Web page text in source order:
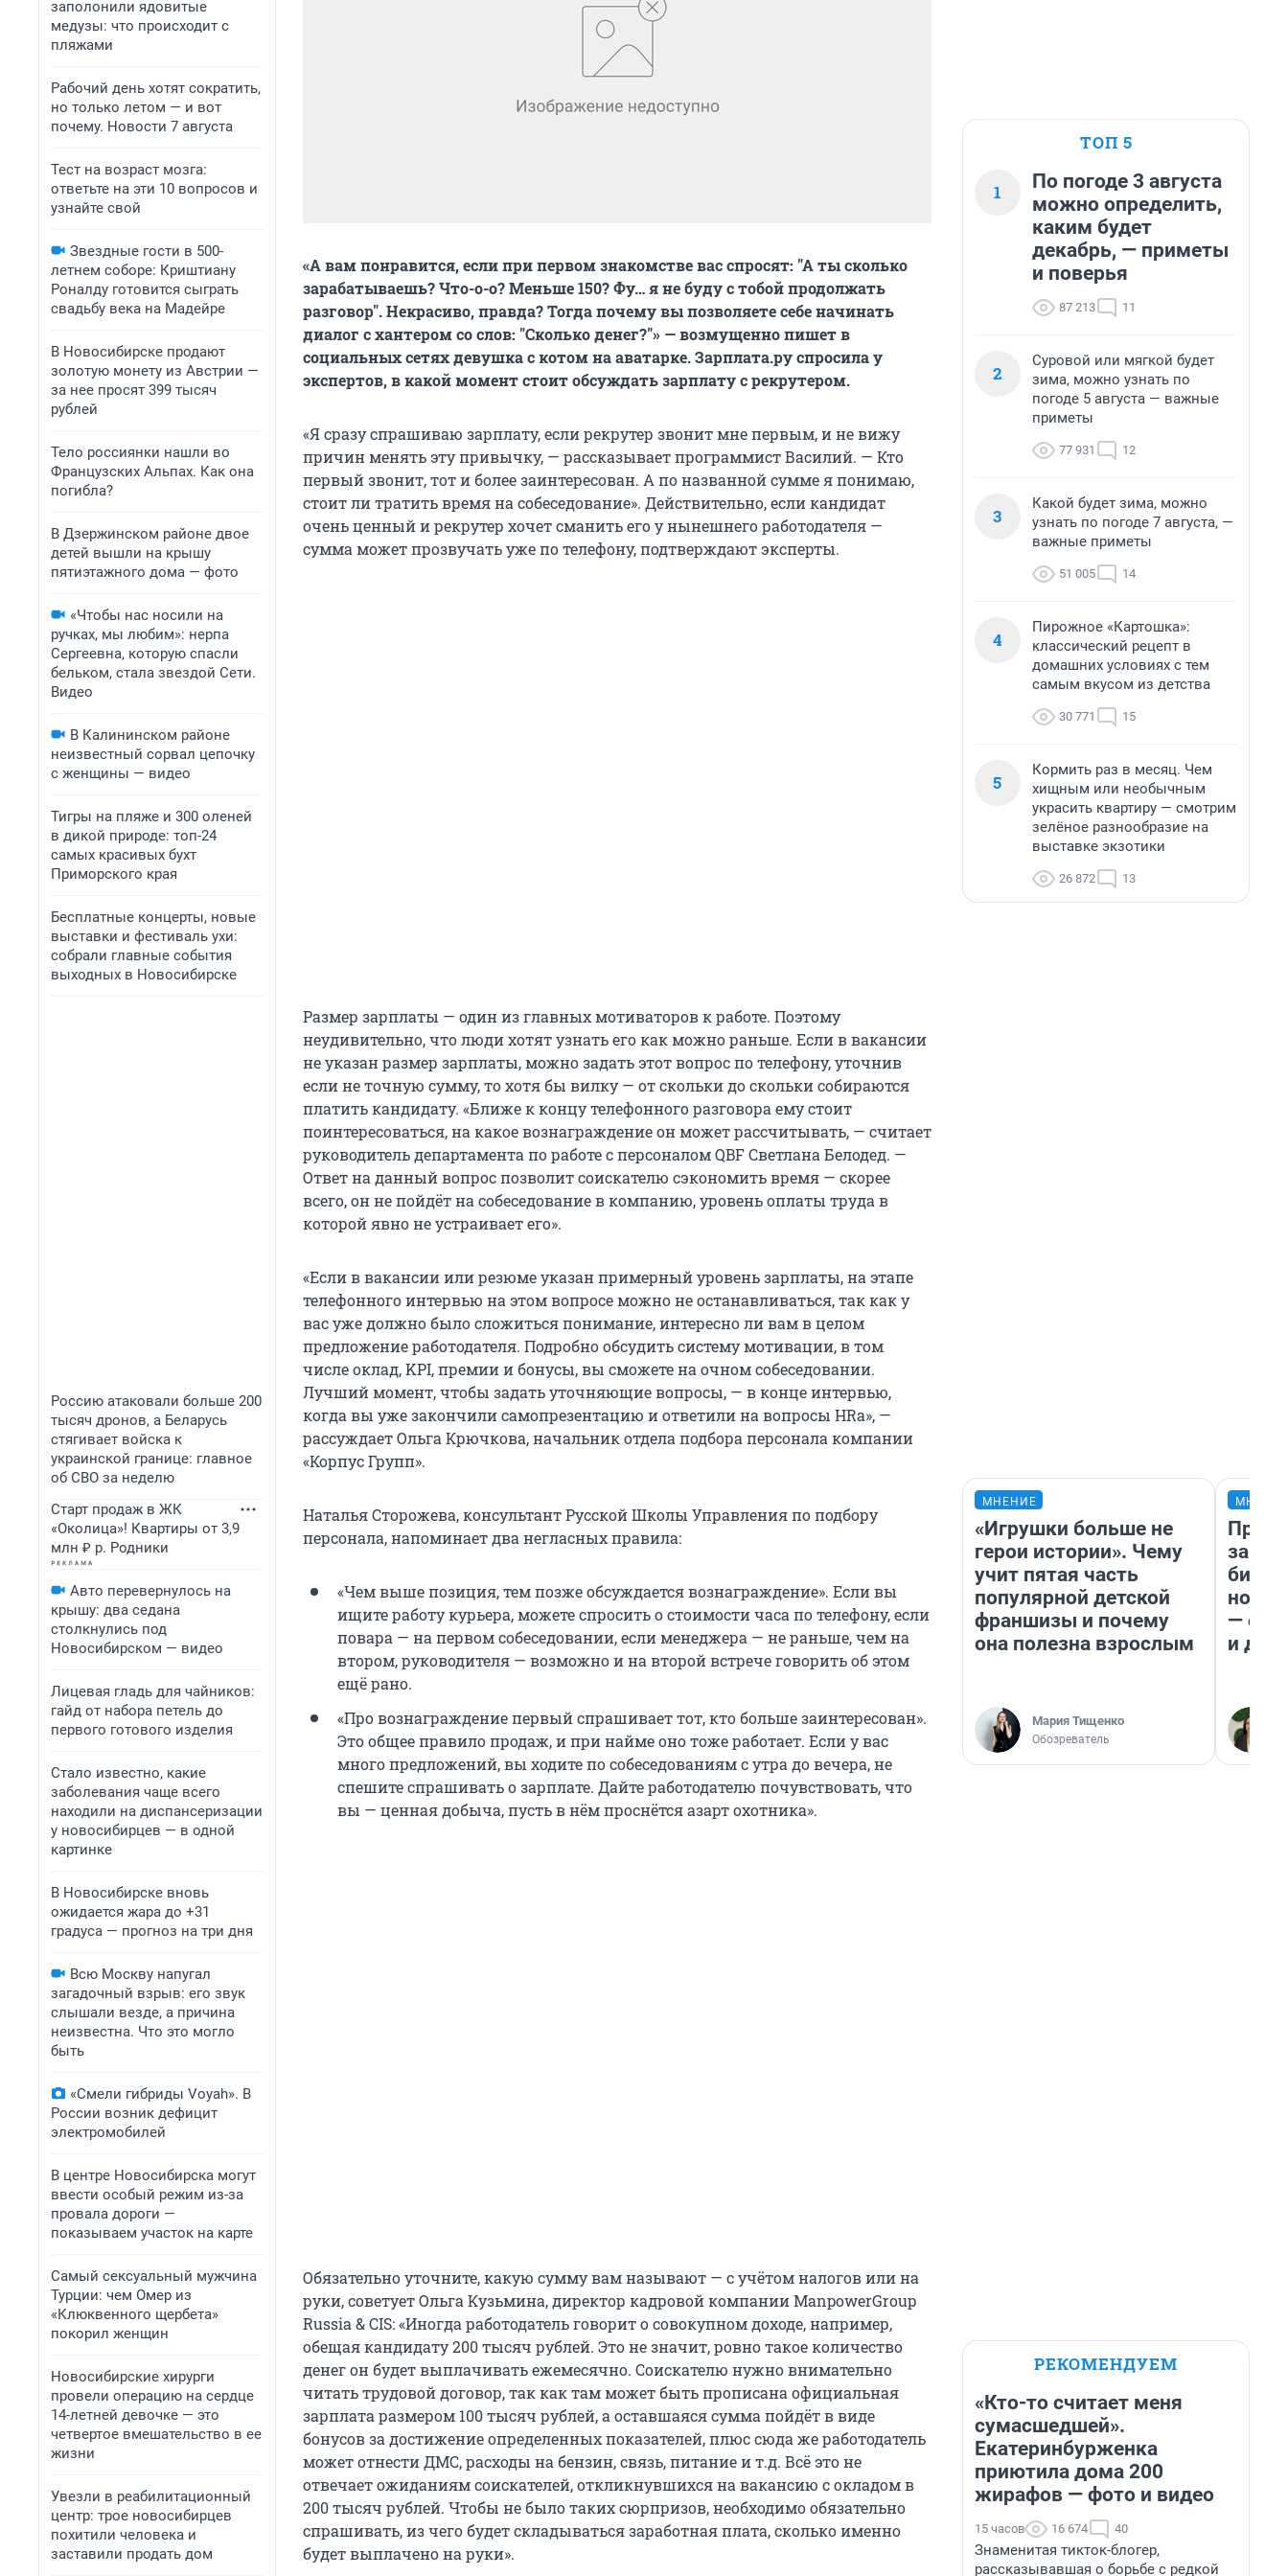
заполонили ядовитые
медузы: что происходит с
пляжами
Рабочий день хотят сократить,
но только летом — и вот
почему. Новости 7 августа
Тест на возраст мозга:
ответьте на эти 10 вопросов и
узнайте свой
Звездные гости в 500-
летнем соборе: Криштиану
Роналду готовится сыграть
свадьбу века на Мадейре
В Новосибирске продают
золотую монету из Австрии —
за нее просят 399 тысяч
рублей
Тело россиянки нашли во
Французских Альпах. Как она
погибла?
В Дзержинском районе двое
детей вышли на крышу
пятиэтажного дома — фото
«Чтобы нас носили на
ручках, мы любим»: нерпа
Сергеевна, которую спасли
бельком, стала звездой Сети.
Видео
В Калининском районе
неизвестный сорвал цепочку
с женщины — видео
Тигры на пляже и 300 оленей
в дикой природе: топ-24
самых красивых бухт
Приморского края
Бесплатные концерты, новые
выставки и фестиваль ухи:
собрали главные события
выходных в Новосибирске
Россию атаковали больше 200
тысяч дронов, а Беларусь
стягивает войска к
украинской границе: главное
об СВО за неделю
Старт продаж в ЖК
«Околица»! Квартиры от 3,9
млн ₽ р. Родники
Авто перевернулось на
крышу: два седана
столкнулись под
Новосибирском — видео
Лицевая гладь для чайников:
гайд от набора петель до
первого готового изделия
Стало известно, какие
заболевания чаще всего
находили на диспансеризации
у новосибирцев — в одной
картинке
В Новосибирске вновь
ожидается жара до +31
градуса — прогноз на три дня
Всю Москву напугал
загадочный взрыв: его звук
слышали везде, а причина
неизвестна. Что это могло
быть
«Смели гибриды Voyah». В
России возник дефицит
электромобилей
В центре Новосибирска могут
ввести особый режим из-за
провала дороги —
показываем участок на карте
Самый сексуальный мужчина
Турции: чем Омер из
«Клюквенного щербета»
покорил женщин
Новосибирские хирурги
провели операцию на сердце
14-летней девочке — это
четвертое вмешательство в ее
жизни
Увезли в реабилитационный
центр: трое новосибирцев
похитили человека и
заставили продать дом
«А вам понравится, если при первом знакомстве вас спросят: "А ты сколько
зарабатываешь? Что-о-о? Меньше 150? Фу… я не буду с тобой продолжать
разговор". Некрасиво, правда? Тогда почему вы позволяете себе начинать
диалог с хантером со слов: "Сколько денег?"» — возмущенно пишет в
социальных сетях девушка с котом на аватарке. Зарплата.ру спросила у
экспертов, в какой момент стоит обсуждать зарплату с рекрутером.
«Я сразу спрашиваю зарплату, если рекрутер звонит мне первым, и не вижу
причин менять эту привычку, — рассказывает программист Василий. — Кто
первый звонит, тот и более заинтересован. А по названной сумме я понимаю,
стоит ли тратить время на собеседование». Действительно, если кандидат
очень ценный и рекрутер хочет сманить его у нынешнего работодателя —
сумма может прозвучать уже по телефону, подтверждают эксперты.
Размер зарплаты — один из главных мотиваторов к работе. Поэтому
неудивительно, что люди хотят узнать его как можно раньше. Если в вакансии
не указан размер зарплаты, можно задать этот вопрос по телефону, уточнив
если не точную сумму, то хотя бы вилку — от скольки до скольки собираются
платить кандидату. «Ближе к концу телефонного разговора ему стоит
поинтересоваться, на какое вознаграждение он может рассчитывать, — считает
руководитель департамента по работе с персоналом QBF Светлана Белодед. —
Ответ на данный вопрос позволит соискателю сэкономить время — скорее
всего, он не пойдёт на собеседование в компанию, уровень оплаты труда в
которой явно не устраивает его».
«Если в вакансии или резюме указан примерный уровень зарплаты, на этапе
телефонного интервью на этом вопросе можно не останавливаться, так как у
вас уже должно было сложиться понимание, интересно ли вам в целом
предложение работодателя. Подробно обсудить систему мотивации, в том
числе оклад, KPI, премии и бонусы, вы сможете на очном собеседовании.
Лучший момент, чтобы задать уточняющие вопросы, — в конце интервью,
когда вы уже закончили самопрезентацию и ответили на вопросы HRа», —
рассуждает Ольга Крючкова, начальник отдела подбора персонала компании
«Корпус Групп».
Наталья Сторожева, консультант Русской Школы Управления по подбору
персонала, напоминает два негласных правила:
«Чем выше позиция, тем позже обсуждается вознаграждение». Если вы
ищите работу курьера, можете спросить о стоимости часа по телефону, если
повара — на первом собеседовании, если менеджера — не раньше, чем на
втором, руководителя — возможно и на второй встрече говорить об этом
ещё рано.
«Про вознаграждение первый спрашивает тот, кто больше заинтересован».
Это общее правило продаж, и при найме оно тоже работает. Если у вас
много предложений, вы ходите по собеседованиям с утра до вечера, не
спешите спрашивать о зарплате. Дайте работодателю почувствовать, что
вы — ценная добыча, пусть в нём проснётся азарт охотника».
Обязательно уточните, какую сумму вам называют — с учётом налогов или на
руки, советует Ольга Кузьмина, директор кадровой компании ManpowerGroup
Russia & CIS: «Иногда работодатель говорит о совокупном доходе, например,
обещая кандидату 200 тысяч рублей. Это не значит, ровно такое количество
денег он будет выплачивать ежемесячно. Соискателю нужно внимательно
читать трудовой договор, так как там может быть прописана официальная
зарплата размером 100 тысяч рублей, а оставшаяся сумма пойдёт в виде
бонусов за достижение определенных показателей, плюс сюда же работодатель
может отнести ДМС, расходы на бензин, связь, питание и т.д. Всё это не
отвечает ожиданиям соискателей, откликнувшихся на вакансию с окладом в
200 тысяч рублей. Чтобы не было таких сюрпризов, необходимо обязательно
спрашивать, из чего будет складываться заработная плата, сколько именно
будет выплачено на руки».
ТОП 5
1
По погоде 3 августа
можно определить,
каким будет
декабрь, — приметы
и поверья
87 213 11
2
Суровой или мягкой будет
зима, можно узнать по
погоде 5 августа — важные
приметы
77 931 12
3
Какой будет зима, можно
узнать по погоде 7 августа, —
важные приметы
51 005 14
4
Пирожное «Картошка»:
классический рецепт в
домашних условиях с тем
самым вкусом из детства
30 771 15
5
Кормить раз в месяц. Чем
хищным или необычным
украсить квартиру — смотрим
зелёное разнообразие на
выставке экзотики
26 872 13
МНЕНИЕ
«Игрушки больше не
герои истории». Чему
учит пятая часть
популярной детской
франшизы и почему
она полезна взрослым
Мария Тищенко
Обозреватель
— он
и
РЕКОМЕНДУЕМ
«Кто-то считает меня
сумасшедшей».
Екатеринбурженка
приютила дома 200
жирафов — фото и видео
15 часов 16 674 40
Знаменитая тикток-блогер,
рассказывавшая о борьбе с редкой